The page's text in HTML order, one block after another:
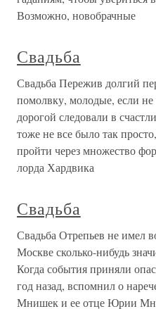
Возможно, новобрачные
Свадьба
Свадьба Пережив долгий
помолвку, молодые, если не
дорогой следовали в
тоже не все было так
пройти через множество
лорда Хардвика
Свадьба
Свадьба Отрепьев не имел
Москве сколько-нибудь
Когда события приняли
год назад, вспомнил о
Мнишек и ее отце Юрии